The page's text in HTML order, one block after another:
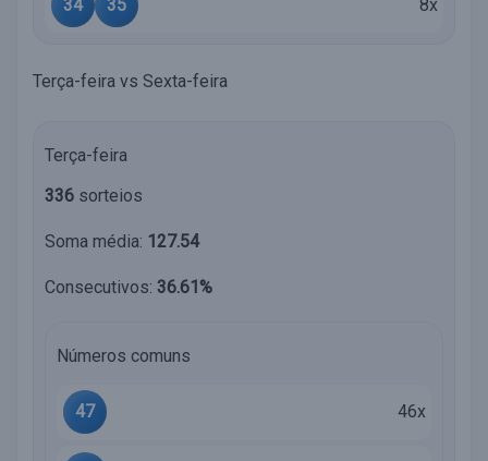
34 35 8x
Terça-feira vs Sexta-feira
Terça-feira
336 sorteios
Soma média: 127.54
Consecutivos: 36.61%
Números comuns
47 46x